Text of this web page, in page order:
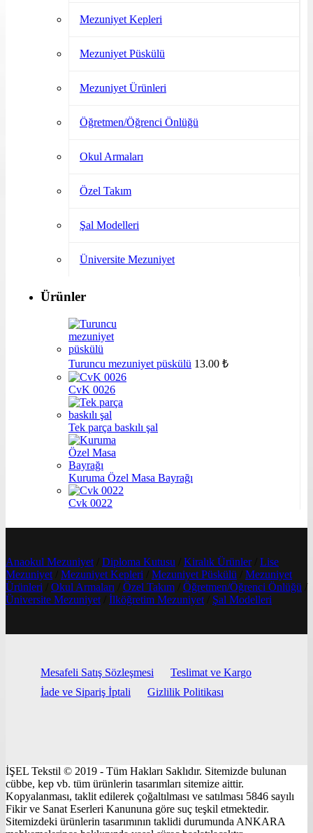
Mezuniyet Kepleri
Mezuniyet Püskülü
Mezuniyet Ürünleri
Öğretmen/Öğrenci Önlüğü
Okul Armaları
Özel Takım
Şal Modelleri
Üniversite Mezuniyet
Ürünler
Turuncu mezuniyet püskülü 13.00 ₺
CvK 0026
Tek parça baskılı şal
Kuruma Özel Masa Bayrağı
Cvk 0022
Anaokul Mezuniyet Diploma Kutusu Kiralık Ürünler/ Lise
Mezuniyet
Mezuniyet Kepleri Mezuniyet Püskülü
Mezuniyet
Ürünleri
Okul Armaları Özel Takım Öğretmen/Öğrenci Önlüğü
Üniversite Mezuniyet
İlköğretim Mezuniyet Şal Modelleri
Mesafeli Satış Sözleşmesi
Teslimat ve Kargo
İade ve Sipariş İptali
Gizlilik Politikası
İŞEL Tekstil © 2019 - Tüm Hakları Saklıdır. Sitemizde bulunan
cübbe, kep vb. tüm ürünlerin tasarımları sitemize aittir.
Kopyalanması, taklit edilerek çoğaltılması ve satılması 5846 sayılı
Fikir ve Sanat Eserleri Kanununa göre suç teşkil etmektedir.
Sitemizdeki ürünlerin tasarımının taklidi durumunda ANKARA